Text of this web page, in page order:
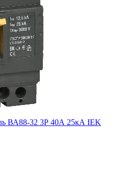
ВА88-32 3Р 40А 25кА IEK